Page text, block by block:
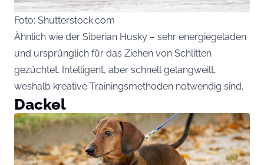
Foto: Shutterstock.com
Ähnlich wie der Siberian Husky – sehr energiegeladen
und ursprünglich für das Ziehen von Schlitten
gezüchtet. Intelligent, aber schnell gelangweilt,
weshalb kreative Trainingsmethoden notwendig sind.
Dackel